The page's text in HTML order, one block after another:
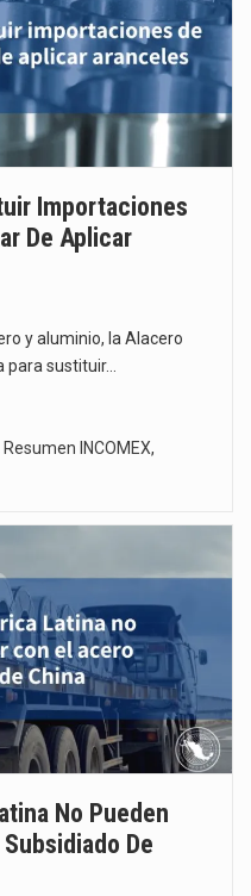
El Departamento de Agricultura de Estados Unidos (USDA) suspendió el 5 de agosto de 2026…
El derecho a la previsibilidad de los horarios de trabajo en turnos rotativos podría ser…
La industria manufacturera de exportación afiliada a Index en Nuevo León ha alcanzado hasta 10%…
Importaciones
De Aplicar
y aluminio, la Alacero
sustituir…
Resumen INCOMEX,
No Pueden
De